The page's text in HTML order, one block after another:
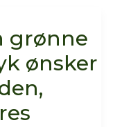
grønne
ønsker